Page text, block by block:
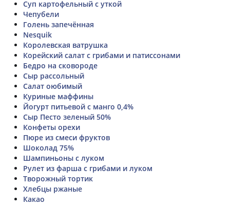
Суп картофельный с уткой
Чепубели
Голень запечённая
Nesquik
Королевская ватрушка
Корейский салат с грибами и патиссонами
Бедро на сковороде
Сыр рассольный
Салат оюбимый
Куриные маффины
Йогурт питьевой с манго 0,4%
Сыр Песто зеленый 50%
Конфеты орехи
Пюре из смеси фруктов
Шоколад 75%
Шампиньоны с луком
Рулет из фарша с грибами и луком
Творожный тортик
Хлебцы ржаные
Какао